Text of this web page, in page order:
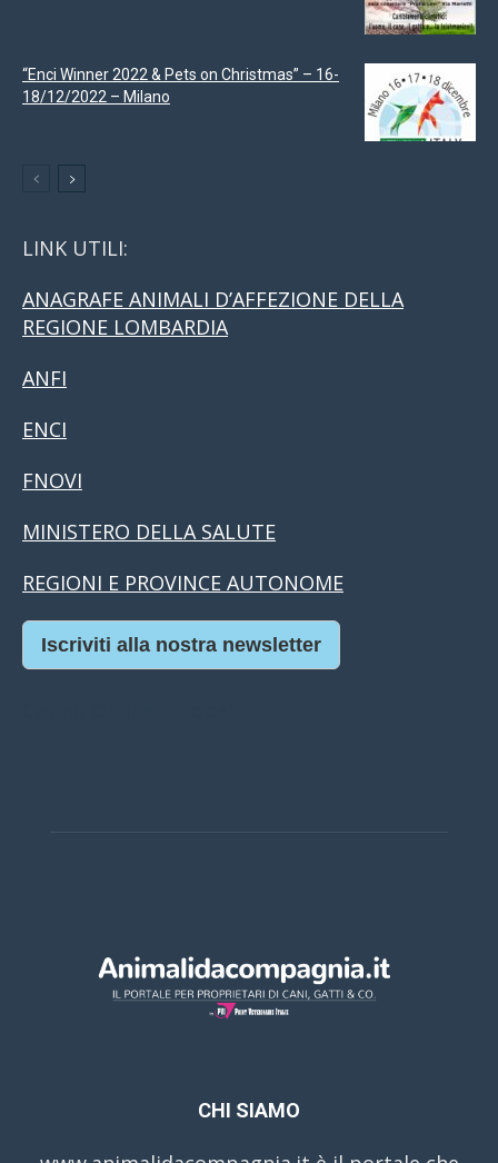
“Enci Winner 2022 & Pets on Christmas” – 16-
18/12/2022 – Milano
LINK UTILI:
ANAGRAFE ANIMALI D’AFFEZIONE DELLA
REGIONE LOMBARDIA
ANFI
ENCI
FNOVI
MINISTERO DELLA SALUTE
REGIONI E PROVINCE AUTONOME
Iscriviti alla nostra newsletter
CHI SIAMO